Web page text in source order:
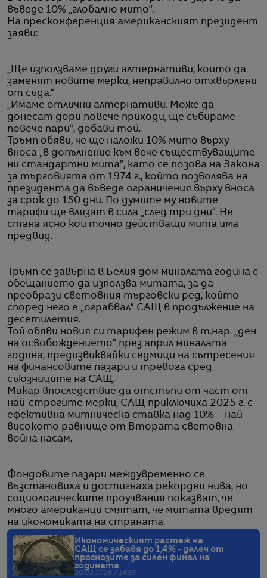
въведе 10% „глобално мито“.
На пресконференция американският президент
заяви:
„Ще използваме други алтернативи, които да
заменят новите мерки, неправилно отхвърлени
от съда.“
„Имаме отлични алтернативи. Може да
донесат дори повече приходи, ще събираме
повече пари“, добави той.
Тръмп обяви, че ще наложи 10% мито върху
вноса „в допълнение към вече съществуващите
ни стандартни мита“, като се позова на Закона
за търговията от 1974 г., който позволява на
президента да въведе ограничения върху вноса
за срок до 150 дни. По думите му новите
тарифи ще влязат в сила „след три дни“. Не
стана ясно кои точно действащи мита има
предвид.
Тръмп се завърна в Белия дом миналата година с
обещанието да използва митата, за да
преобрази световния търговски ред, който
според него е „ограбвал“ САЩ в продължение на
десетилетия.
Той обяви новия си тарифен режим в т.нар. „ден
на освобождението“ през април миналата
година, предизвиквайки седмици на сътресения
на финансовите пазари и тревога сред
съюзниците на САЩ.
Макар впоследствие да отстъпи от част от
най-строгите мерки, САЩ приключиха 2025 г. с
ефективна митническа ставка над 10% – най-
високото равнище от Втората световна
война насам.
Фондовите пазари междувременно се
възстановиха и достигнаха рекордни нива, но
социологическите проучвания показват, че
много американци смятат, че митата вредят
на икономиката на страната.
Икономическият растеж на
САЩ се забавя до 1,4% - далеч от
прогнозите за силен финал на
годината
20.02.2026 / 14:59